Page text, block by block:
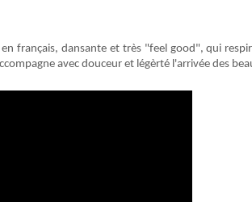
français, dansante et très "feel good", qui
avec douceur et légèrté l'arrivée des